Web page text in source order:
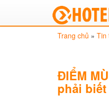
Trang chủ » Tin
ĐIỂM
phải biết